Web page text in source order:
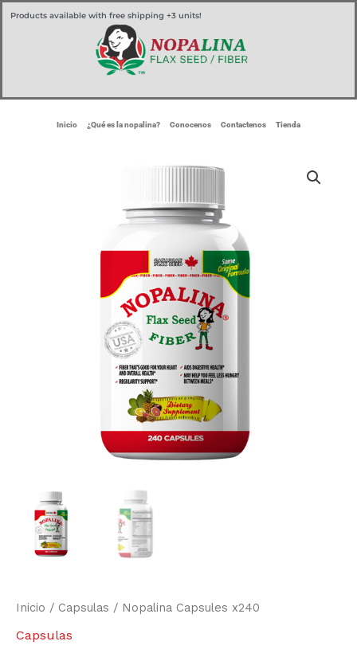
Products available with free shipping +3 units!
Inicio ¿Qué es la nopalina? Conocenos Contactenos Tienda
Inicio / Capsulas / Nopalina Capsules x240
Capsulas